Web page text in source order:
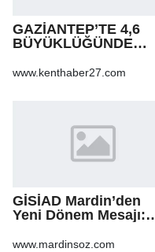
GAZİANTEP’TE 4,6
BÜYÜKLÜĞÜNDE
www.kenthaber27.com
GİSİAD Mardin’den
Yeni Dönem Mesajı:
Daha Çok Üretim
www.mardinsoz.com